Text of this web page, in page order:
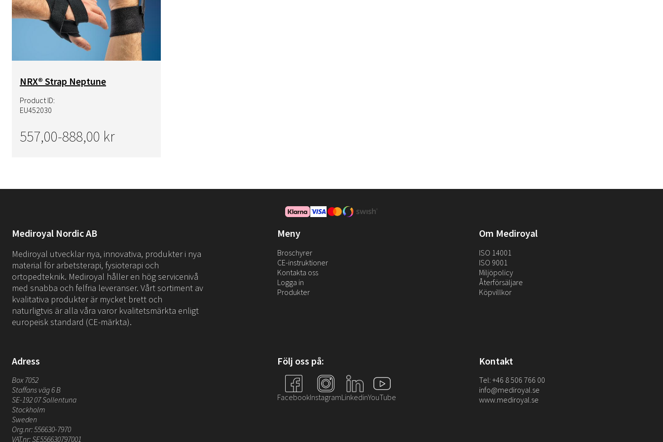
NRX® Strap Neptune
Product ID:
EU452030
557,00-888,00 kr
Mediroyal Nordic AB
Mediroyal utvecklar nya, innovativa, produkter i nya
material för arbetsterapi, fysioterapi och
ortopedteknik. Mediroyal håller en hög servicenivå
med snabba och felfria leveranser. Vårt sortiment av
kvalitativa produkter är mycket brett och
naturligtvis är alla våra varor kvalitetsmärkta enligt
europeisk standard (CE-märkta).
Meny
Broschyrer
CE-instruktioner
Kontakta oss
Logga in
Produkter
Om Mediroyal
ISO 14001
ISO 9001
Miljöpolicy
Återförsäljare
Köpvillkor
Adress
Box 7052
Staffans väg 6 B
SE-192 07 Sollentuna
Stockholm
Sweden
Org.nr: 556630-7970
VAT.nr: SE556630797001
Följ oss på:
FacebookInstagramLinkedinYouTube
Kontakt
Tel: +46 8 506 766 00
info@mediroyal.se
www.mediroyal.se